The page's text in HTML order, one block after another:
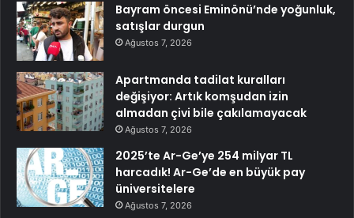
Bayram öncesi Eminönü’nde yoğunluk,
satışlar durgun
Ağustos 7, 2026
Apartmanda tadilat kuralları
değişiyor: Artık komşudan izin
almadan çivi bile çakılamayacak
Ağustos 7, 2026
2025’te Ar-Ge’ye 254 milyar TL
harcadık! Ar-Ge’de en büyük pay
üniversitelere
Ağustos 7, 2026